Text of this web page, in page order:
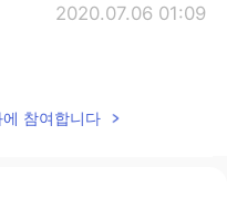
2020.07.06 01:09
참여합니다